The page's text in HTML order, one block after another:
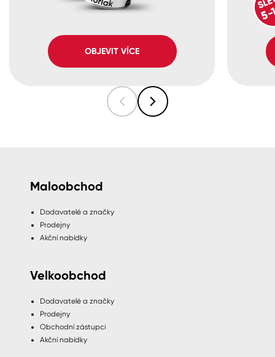
OBJEVIT VÍCE
Maloobchod
Dodavatelé a značky
Prodejny
Akční nabídky
Velkoobchod
Dodavatelé a značky
Prodejny
Obchodní zástupci
Akční nabídky